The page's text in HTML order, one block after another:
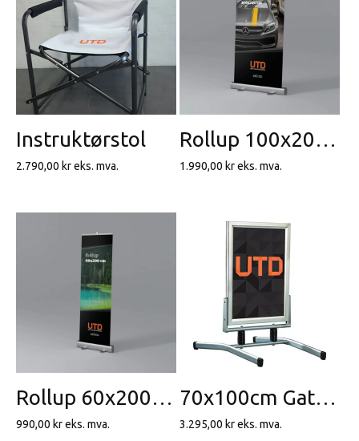
Instruktørstol
2.790,00 kreks. mva.
Rollup 100x200cm
1.990,00 kreks. mva.
Rollup 60x200cm
990,00 kreks. mva.
70x100cm Gatebukk – Wind Swing
3.295,00 kreks. mva.